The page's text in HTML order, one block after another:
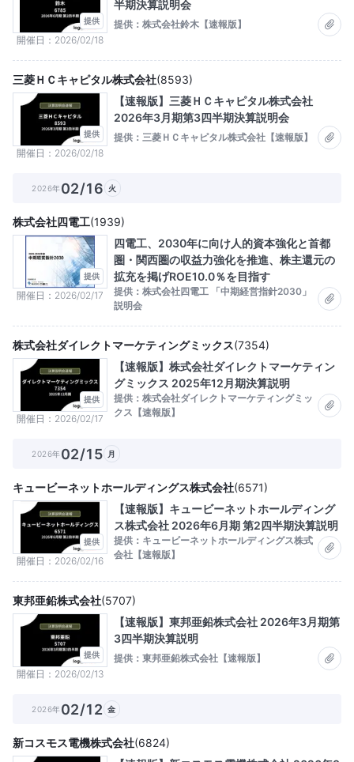
提供
開催日 2026/02/18
半期決算説明会
提供：株式会社鈴木【速報版】
提供
開催日 2026/02/18
三菱ＨＣキャピタル株式会社(8593)
【速報版】三菱ＨＣキャピタル株式会社
2026年3月期第3四半期決算説明会
提供：三菱ＨＣキャピタル株式会社【速報版】
2026年02/16 火
提供
開催日 2026/02/17
株式会社四電工(1939)
四電工、2030年に向け人的資本強化と首都
圏・関西圏の収益力強化を推進、株主還元の
拡充を掲げROE10.0％を目指す
提供：株式会社四電工 「中期経営指針2030」
説明会
提供
開催日 2026/02/17
株式会社ダイレクトマーケティングミックス(7354)
【速報版】株式会社ダイレクトマーケティン
グミックス 2025年12月期決算説明
提供：株式会社ダイレクトマーケティングミッ
クス【速報版】
2026年02/15 月
提供
開催日 2026/02/16
キュービーネットホールディングス株式会社(6571)
【速報版】キュービーネットホールディング
ス株式会社 2026年6月期 第2四半期決算説明
提供：キュービーネットホールディングス株式
会社【速報版】
提供
開催日 2026/02/13
東邦亜鉛株式会社(5707)
【速報版】東邦亜鉛株式会社 2026年3月期第
3四半期決算説明
提供：東邦亜鉛株式会社【速報版】
2026年02/12 金
新コスモス電機株式会社(6824)